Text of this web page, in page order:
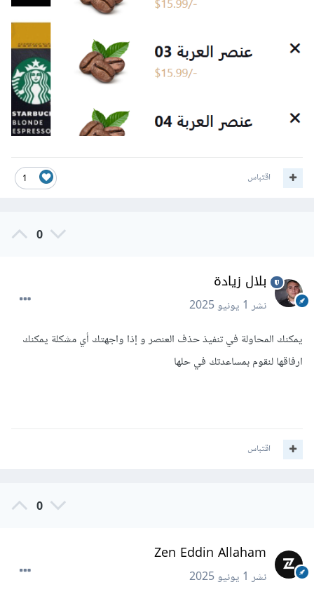
1 اقتباس
0
بلال زيادة
نشر1 يونيو 2025
يمكنك المحاولة في تنفيذ حذف العنصر و إذا واجهتك أي مشكلة يمكنك
ارفاقها لنقوم بمساعدتك في حلها
اقتباس
0
Zen Eddin Allaham
نشر1 يونيو 2025